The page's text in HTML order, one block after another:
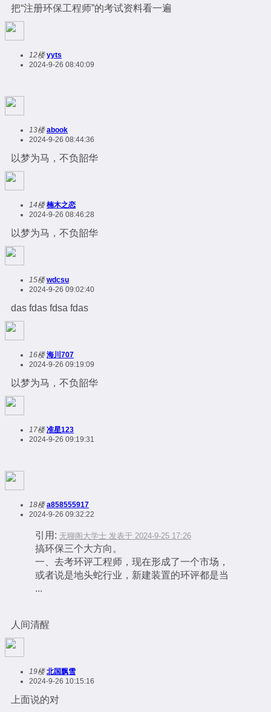
把“注册环保工程师”的考试资料看一遍
12楼 yyts
2024-9-26 08:40:09
13楼 abook
2024-9-26 08:44:36
以梦为马，不负韶华
14楼 楠木之恋
2024-9-26 08:46:28
以梦为马，不负韶华
15楼 wdcsu
2024-9-26 09:02:40
das fdas fdsa fdas
16楼 海川707
2024-9-26 09:19:09
以梦为马，不负韶华
17楼 准星123
2024-9-26 09:19:31
18楼 a858555917
2024-9-26 09:32:22
引用: 无聊阁大学士 发表于 2024-9-25 17:26
搞环保三个大方向。
一、去考环评工程师，现在形成了一个市场，
或者说是地头蛇行业，新建装置的环评都是当
...
人间清醒
19楼 北国飘雪
2024-9-26 10:15:16
上面说的对